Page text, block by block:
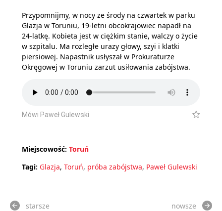
Przypomnijmy, w nocy ze środy na czwartek w parku
Glazja w Toruniu, 19-letni obcokrajowiec napadł na
24-latkę. Kobieta jest w ciężkim stanie, walczy o życie
w szpitalu. Ma rozległe urazy głowy, szyi i klatki
piersiowej. Napastnik usłyszał w Prokuraturze
Okręgowej w Toruniu zarzut usiłowania zabójstwa.
Mówi Paweł Gulewski
Miejscowość: Toruń
Tagi: Glazja, Toruń, próba zabójstwa, Paweł Gulewski
starsze nowsze